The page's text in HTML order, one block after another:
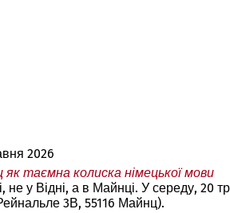
2026
таємна колиска німецької мови
у Відні, а в Майнці. У середу, 20
3В, 55116 Майнц).